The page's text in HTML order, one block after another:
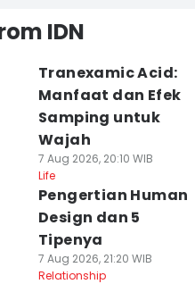
IDN
Tranexamic Acid:
Manfaat dan Efek
Samping untuk
Wajah
7 Aug 2026, 20:10 WIB
Life
Pengertian Human
Design dan 5
Tipenya
7 Aug 2026, 21:20 WIB
Relationship